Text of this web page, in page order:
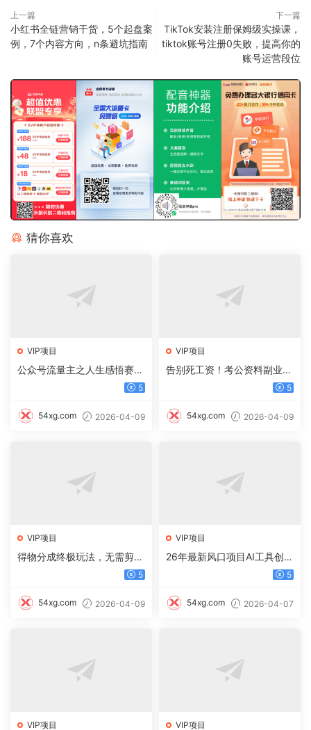
上一篇
小红书全链营销干货，5个起盘案
例，7个内容方向，n条避坑指南
下一篇
TikTok安装注册保姆级实操课，
tiktok账号注册0失败，提高你的
账号运营段位
猜你喜欢
VIP项目
公众号流量主之人生感悟赛
道，起号快+高流量，单日阅5
54xg.com 2026-04-09
VIP项目
告别死工资！考公资料副业，
一单 100，日入过千不是梦 5
54xg.com 2026-04-09
VIP项目
得物分成终极玩法，无需剪
5
54xg.com 2026-04-09
VIP项目
26年最新风口项目AI工具创作
写小说，轻松实现日入1000+
5
54xg.com 2026-04-07
VIP项目 VIP项目